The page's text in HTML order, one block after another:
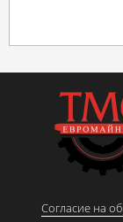
Согласие на